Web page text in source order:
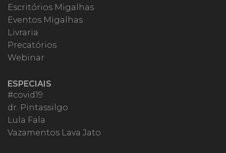
Escritórios Migalhas
Eventos Migalhas
Livraria
Precatórios
Webinar
ESPECIAIS
#covid19
dr. Pintassilgo
Lula Fala
Vazamentos Lava Jato